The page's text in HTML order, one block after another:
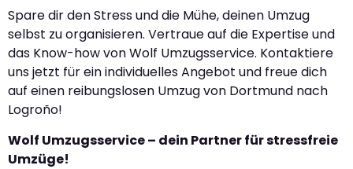
Spare dir den Stress und die Mühe, deinen Umzug
selbst zu organisieren. Vertraue auf die Expertise und
das Know-how von Wolf Umzugsservice. Kontaktiere
uns jetzt für ein individuelles Angebot und freue dich
auf einen reibungslosen Umzug von Dortmund nach
Logroño!
Wolf Umzugsservice – dein Partner für stressfreie
Umzüge!